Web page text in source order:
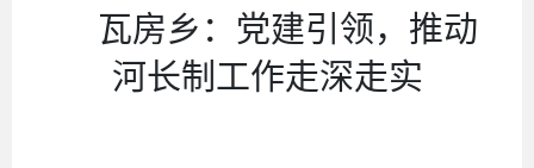
瓦房乡：党建引领，推动
河长制工作走深走实